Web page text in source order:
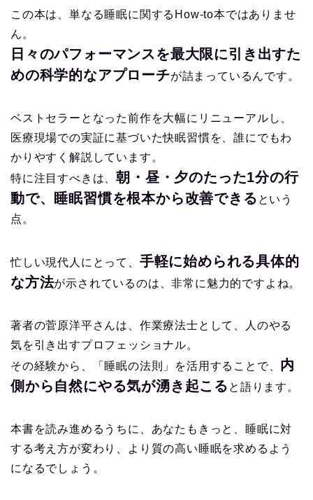
この本は、単なる睡眠に関するHow-to本ではありませ
ん。
日々のパフォーマンスを最大限に引き出すた
めの科学的なアプローチが詰まっているんです。
ベストセラーとなった前作を大幅にリニューアルし、
医療現場での実証に基づいた快眠習慣を、誰にでもわ
かりやすく解説しています。
特に注目すべきは、朝・昼・夕のたった1分の行
動で、睡眠習慣を根本から改善できる という
点。
忙しい現代人にとって、 手軽に始められる具体的
な方法が示されているのは、非常に魅力的ですよね。
著者の菅原洋平さんは、作業療法士として、人のやる
気を引き出すプロフェッショナル。
その経験から、「睡眠の法則」を活用することで、 内
側から自然にやる気が湧き起こる と語ります。
本書を読み進めるうちに、あなたもきっと、睡眠に対
する考え方が変わり、より質の高い睡眠を求めるよう
になるでしょう。